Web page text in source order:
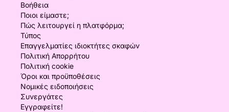
Βοήθεια
Ποιοι είμαστε;
Πώς λειτουργεί η πλατφόρμα;
Τύπος
Επαγγελματίες ιδιοκτήτες σκαφών
Πολιτική Απορρήτου
Πολιτική cookie
Όροι και προϋποθέσεις
Νομικές ειδοποιήσεις
Συνεργάτες
Εγγραφείτε!